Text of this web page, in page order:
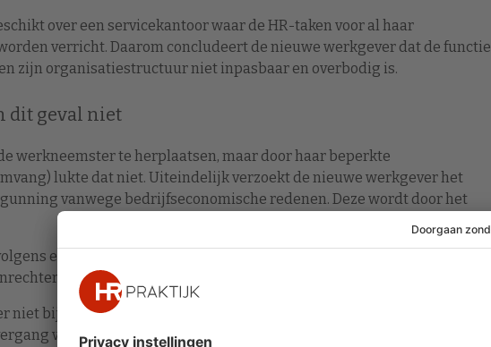
over een servicekantoor waar de HR-taken voor al haar
verricht. Daarom concludeert de nieuwe werkgever dat de functie
zijn organisatiestructuur niet inpasbaar en overbodig is.
dit geval niet
werkneemster te herplaatsen, maar door haar beperkte
lukte dat niet. Uiteindelijk verzoekt de nieuwe werkgever het
vanwege bedrijfseconomische redenen. Deze wordt door het
een verzoek tot ontbinding van de arbeidsovereenkomst in bij de
wijst het verzoek toe.
niet bij zitten en gaat in hoger beroep. Daar betoogt ze dat het
van onderneming aan haar ontslag in de weg staat. Ze verzoekt